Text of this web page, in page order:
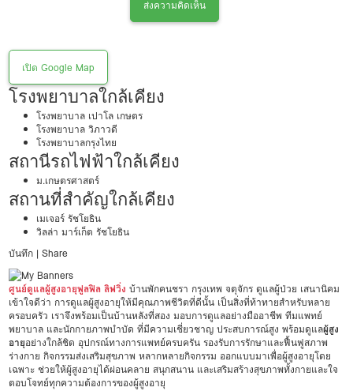
ส่งความคิดเห็น
เปิด Google Map
โรงพยาบาลใกล้เคียง
โรงพยาบาล เปาโล เกษตร
โรงพยาบาล วิภาวดี
โรงพยาบาลกรุงไทย
สถานีรถไฟฟ้าใกล้เคียง
ม.เกษตรศาสตร์
สถานที่สำคัญใกล้เคียง
เมเจอร์ รัชโยธิน
วิลล่า มาร์เก็ต รัชโยธิน
บันทึก | Share
ศูนย์ดูแลผู้สูงอายุฟูลฟิล ลิฟวิ่งบ้านพักคนชรา กรุงเทพ จตุจักร ดูแลผู้ป่วย เสนานิคม
เข้าใจดีว่า การดูแลผู้สูงอายุให้มีคุณภาพชีวิตที่ดีนั้น เป็นสิ่งที่ท้าทายสำหรับหลาย
ครอบครัว เราจึงพร้อมเป็นบ้านหลังที่สอง มอบการดูแลอย่างมืออาชีพ ทีมแพทย์
พยาบาล และนักกายภาพบำบัด ที่มีความเชี่ยวชาญ ประสบการณ์สูง พร้อมดูแลผู้สูง
อายุอย่างใกล้ชิด อุปกรณ์ทางการแพทย์ครบครัน รองรับการรักษาและฟื้นฟูสภาพ
ร่างกาย กิจกรรมส่งเสริมสุขภาพ หลากหลายกิจกรรม ออกแบบมาเพื่อผู้สูงอายุโดย
เฉพาะ ช่วยให้ผู้สูงอายุได้ผ่อนคลาย สนุกสนาน และเสริมสร้างสุขภาพทั้งกายและใจ
ตอบโจทย์ทุกความต้องการของผู้สูงอายุ